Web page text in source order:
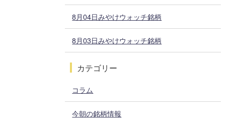
8月04日みやけウォッチ銘柄
8月03日みやけウォッチ銘柄
カテゴリー
コラム
今朝の銘柄情報